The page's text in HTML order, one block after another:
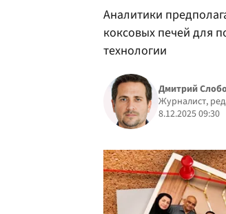
Аналитики
коксовых печей для
технологии
Дмитрий
Журналист,
8.12.2025 09:30